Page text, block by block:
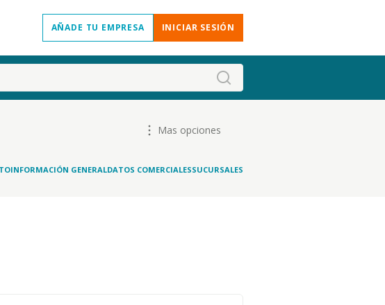
AÑADE TU EMPRESA INICIAR SESIÓN
Mas opciones
INFORMACIÓN GENERALDATOS COMERCIALESSUCURSALES